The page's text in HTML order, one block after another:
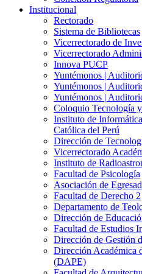
Institucional
Rectorado
Sistema de Bibliotecas
Vicerrectorado de
Vicerrectorado
Innova PUCP
Yuntémonos |
Yuntémonos |
Yuntémonos |
Coloquio Tecnología
Instituto de
Católica del Perú
Dirección de
Vicerrectorado
Instituto de
Facultad de Psicología
Asociación de
Facultad de Derecho 2
Departamento de
Dirección de
Facultad de Estudios
Dirección de Gestión
Dirección Académica
(DAPE)